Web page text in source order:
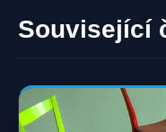
Související